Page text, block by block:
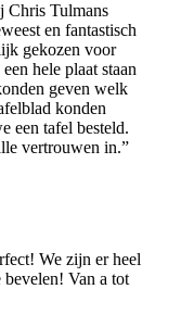
Chris Tulmans
en fantastisch
gekozen voor
hele plaat staan
geven welk
konden
een tafel besteld.
vertrouwen in.”
We zijn er heel
Van a tot